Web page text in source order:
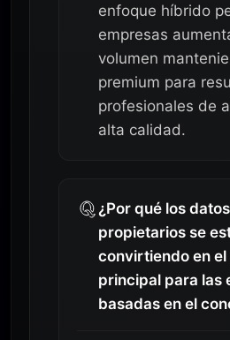
enfoque híbrido
empresas
volumen
premium para
profesionales de
alta calidad.
¿Por qué los datos
propietarios se
convirtiendo en
principal para las
basadas en el